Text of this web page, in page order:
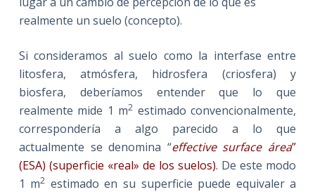
realmente un suelo (concepto).
Si consideramos al suelo como la interfase entre
litosfera, atmósfera, hidrosfera (criosfera) y
biosfera, deberíamos entender que lo que
realmente mide 1 m2 estimado convencionalmente,
correspondería a algo parecido a lo que
actualmente se denomina “effective surface área”
(ESA) (superficie «real» de los suelos). De este modo
1 m2 estimado en su superficie puede equivaler a